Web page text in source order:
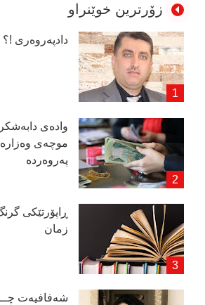
زۆرترین خوێنراو
دادپەروەری !؟
وادەی
موچەی
پەروەردە
ڕاپۆرتێكی
زمان
شەفافیەت